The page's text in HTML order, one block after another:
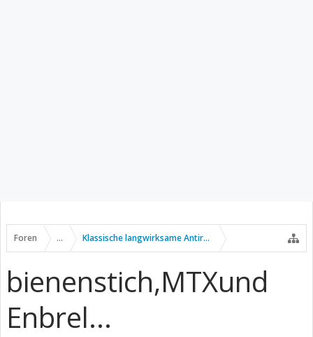
Foren ... Klassische langwirksame Antirheumatika
bienenstich,MTXund
Enbrel...